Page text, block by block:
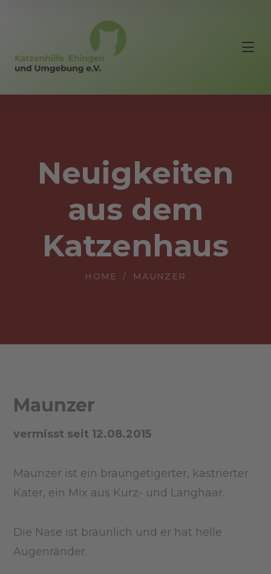
HOME MAUNZER
Neuigkeiten
aus dem
Katzenhaus
Maunzer
vermisst seit 12.08.2015
Maunzer ist ein braungetigerter, kastrierter
Kater, ein Mix aus Kurz- und Langhaar.
Die Nase ist bräunlich und er hat helle
Augenränder.